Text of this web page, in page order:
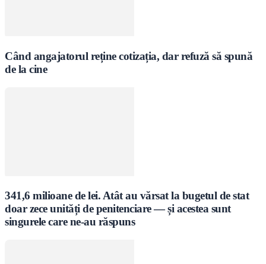
Când angajatorul reține cotizația, dar refuză să spună
de la cine
341,6 milioane de lei. Atât au vărsat la bugetul de stat
doar zece unități de penitenciare — și acestea sunt
singurele care ne-au răspuns